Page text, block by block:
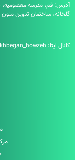
مدرسه معصومیه، درب
تدوین متون
nokhbegan_howzeh@
شورای
مرکز
مرکز
مرکز
مرکز
مرکز